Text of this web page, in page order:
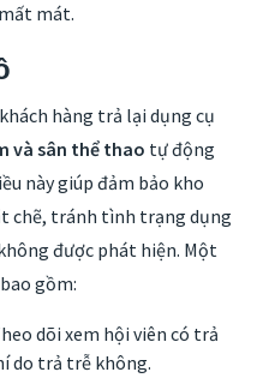
mát.
hàng trả lại dụng cụ
và sân thể thao tự động
này giúp đảm bảo kho
chẽ, tránh tình trạng dụng
được phát hiện. Một
gồm:
dõi xem hội viên có trả
do trả trễ không.